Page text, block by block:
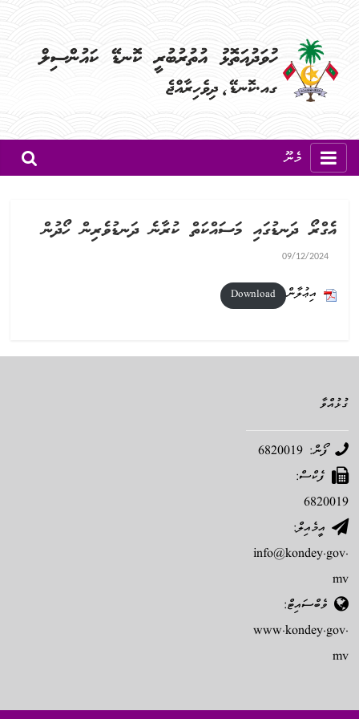
މެނޫ
އެގްރޯ ދަނޑުގައި މަސައްކަތް ކުރާނެ ދަނޑުވެރިން ހޯދުން
09/12/2024
އިޢުލާން Download
ގުޅުއްވާ
ފޯން: 6820019
ފެކްސް:
6820019
އީމެއިލް:
info@kondey.gov.
mv
ވެބްސައިޓް:
www.kondey.gov.
mv